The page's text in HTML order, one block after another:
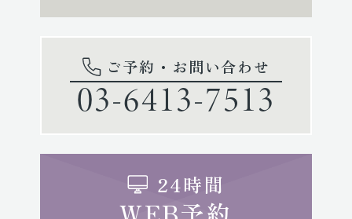
ご予約・お問い合わせ
03-6413-7513
24時間